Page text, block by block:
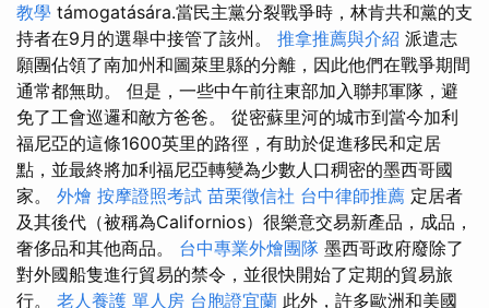
教學 támogatására.當民主黨分裂戰爭時，林肯共和黨的支
持者在9月的選舉中接管了該州。 推拿推薦與介紹 派遣志
願團佔領了南加州和圖萊里縣的分離，因此他們在戰爭期間
通常都無助。 但是，一些中午前往東部加入聯邦軍隊，避
免了工會巡邏和敵方爸爸。 從密蘇里河的城市到當今加利
福尼亞的這條1600英里的路徑，有助於促進移民和定居
點，並最終將加利福尼亞轉變為少數人口稠密的墨西哥國
家。 外燴 按摩證照考試 苗栗徵信社 台中律師推薦 定居者
及其後代（被稱為Californios）很樂意交易新產品，成品，
奢侈品和其他商品。 台中專業外燴團隊 墨西哥政府廢除了
對外國船隻進行貿易的禁令，並很快開始了定期的貿易旅
行。 老人養護 單人房 台胞證宜蘭 此外，許多歐洲和美國